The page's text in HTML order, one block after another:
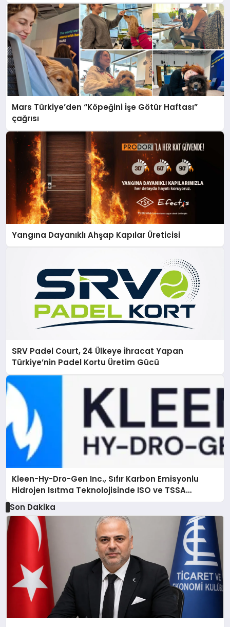
Mars Türkiye’den “Köpeğini İşe Götür Haftası”
çağrısı
Yangına Dayanıklı Ahşap Kapılar Üreticisi
SRV Padel Court, 24 Ülkeye İhracat Yapan
Türkiye’nin Padel Kortu Üretim Gücü
Kleen-Hy-Dro-Gen Inc., Sıfır Karbon Emisyonlu
Hidrojen Isıtma Teknolojisinde ISO ve TSSA
Düzenleyici Onaylarını Aldı
Son Dakika